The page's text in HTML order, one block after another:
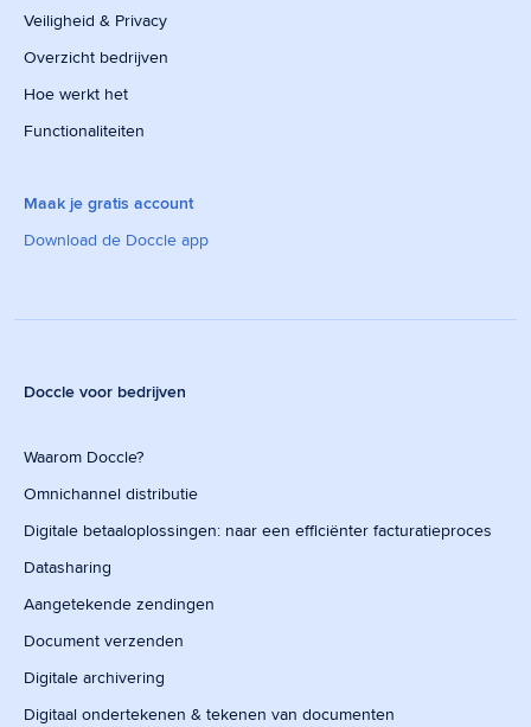
Veiligheid & Privacy
Overzicht bedrijven
Hoe werkt het
Functionaliteiten
Maak je gratis account
Download de Doccle app
Doccle voor bedrijven
Waarom Doccle?
Omnichannel distributie
Digitale betaaloplossingen: naar een efficiënter facturatieproces
Datasharing
Aangetekende zendingen
Document verzenden
Digitale archivering
Digitaal ondertekenen & tekenen van documenten